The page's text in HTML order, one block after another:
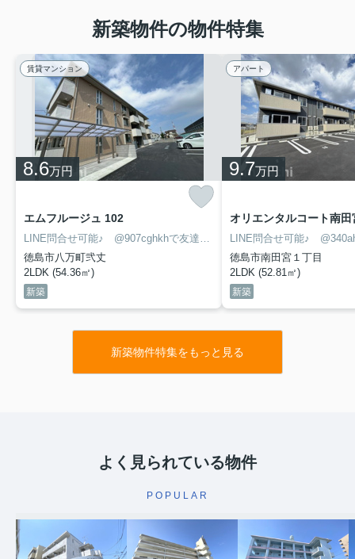
新築物件の物件特集
賃貸マンション
8.6万円
エムフルージュ 102
LINE問合せ可能♪ @907cghkhで友達検索して下さい
徳島市八万町弐丈
2LDK (54.36㎡)
新築
アパート
9.7万円
オリエンタルコート南田
徳島市南田宮１丁目
2LDK (52.81㎡)
新築
新築物件特集をもっと見る
よく見られている物件
POPULAR